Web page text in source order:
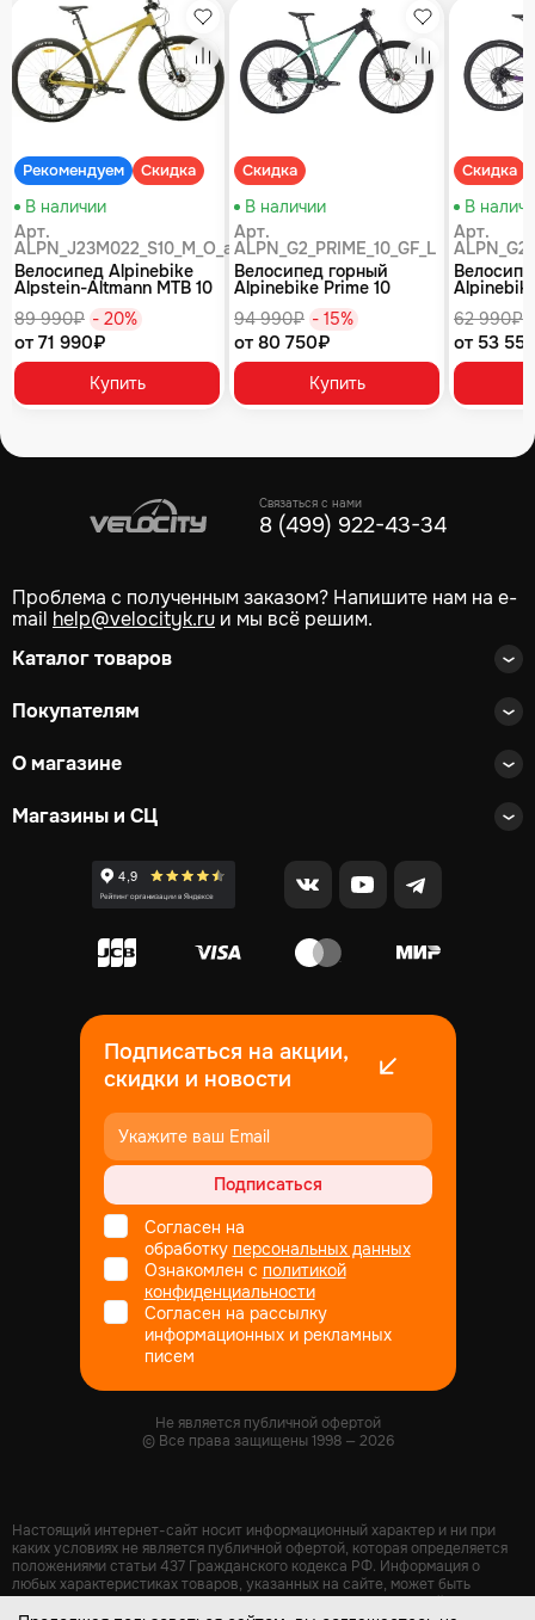
Рекомендуем Скидка
Избранное
Сравнение
В наличии
Арт.
ALPN_J23M022_S10_M_O_air
Велосипед Alpinebike
Alpstein-Altmann MTB 10
89 990₽ - 20%
от 71 990₽
Купить
Скидка
Избранное
Сравнение
В наличии
Арт.
ALPN_G2_PRIME_10_GF_L
Велосипед горный
Alpinebike Prime 10
94 990₽ - 15%
от 80 750₽
Купить
Скидка
В
Арт.
62 990₽
от 53
Связаться с нами
8 (499) 922-43-34
Проблема с полученным заказом? Напишите нам на e-
mail help@velocityk.ru и мы всё решим.
Каталог товаров
Покупателям
О магазине
Магазины и СЦ
Подписаться на акции,
скидки и новости
Подписаться
Согласен на
обработку персональных данных
Ознакомлен с политикой
конфиденциальности
Согласен на рассылку
информационных и рекламных
писем
Не является публичной офертой
© Все права защищены1998— 2026
Настоящий интернет-сайт носит информационный характер и ни при
каких условиях не является публичной офертой, которая определяется
положениями статьи 437 Гражданского кодекса РФ. Информация о
любых характеристиках товаров, указанных на сайте, может быть
изменена в одностороннем порядке и носит информационный характер.